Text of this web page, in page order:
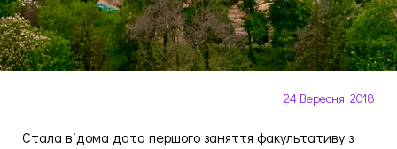
24 Вересня, 2018
Стала відома дата першого заняття факультативу з